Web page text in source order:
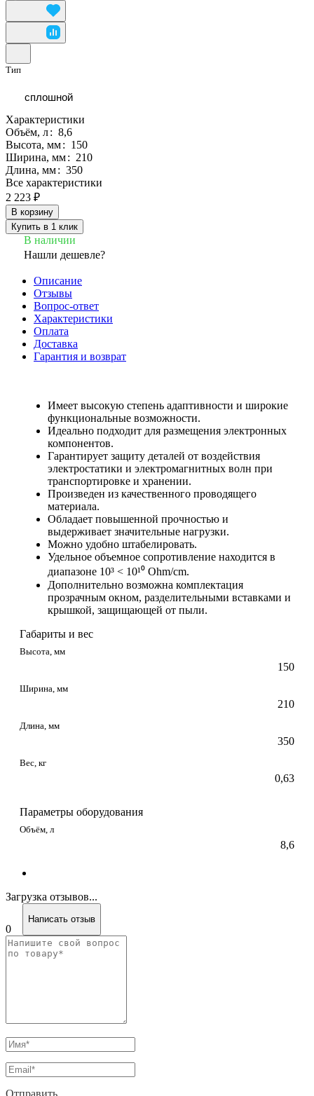
Тип
сплошной
Характеристики
Объём, л: 8,6
Высота, мм: 150
Ширина, мм: 210
Длина, мм: 350
Все характеристики
2 223 ₽
В корзину
Купить в 1 клик
В наличии
Нашли дешевле?
Описание
Отзывы
Вопрос-ответ
Характеристики
Оплата
Доставка
Гарантия и возврат
Имеет высокую степень адаптивности и широкие
функциональные возможности.
Идеально подходит для размещения электронных
компонентов.
Гарантирует защиту деталей от воздействия
электростатики и электромагнитных волн при
транспортировке и хранении.
Произведен из качественного проводящего
материала.
Обладает повышенной прочностью и
выдерживает значительные нагрузки.
Можно удобно штабелировать.
Удельное объемное сопротивление находится в
диапазоне 10³ < 10¹⁰ Ohm/cm.
Дополнительно возможна комплектация
прозрачным окном, разделительными вставками и
крышкой, защищающей от пыли.
Габариты и вес
Высота, мм
150
Ширина, мм
210
Длина, мм
350
Вес, кг
0,63
Параметры оборудования
Объём, л
8,6
Загрузка отзывов...
0
Написать отзыв
Отправить